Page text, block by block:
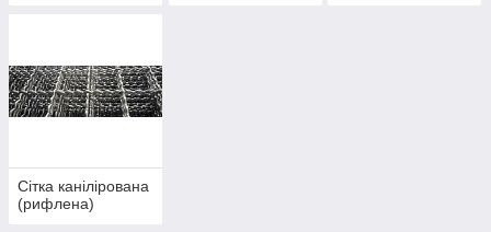
Сітка канілірована
(рифлена)